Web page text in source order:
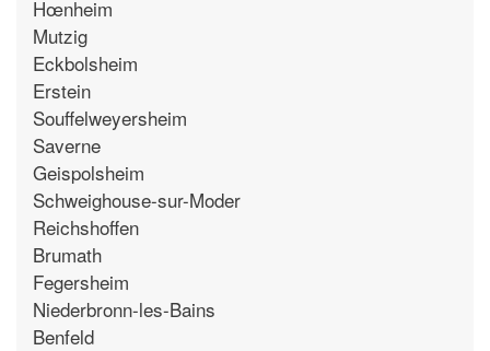
Hœnheim
Mutzig
Eckbolsheim
Erstein
Souffelweyersheim
Saverne
Geispolsheim
Schweighouse-sur-Moder
Reichshoffen
Brumath
Fegersheim
Niederbronn-les-Bains
Benfeld